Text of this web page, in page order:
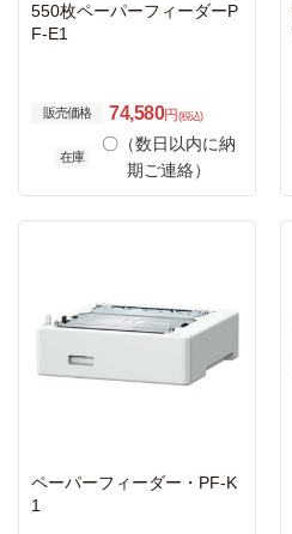
550枚ペーパーフィーダーP
F-E1
販売価格 74,580円 (税込)
在庫
〇（数日以内に納
期ご連絡）
ペーパーフィーダー・PF-K
1